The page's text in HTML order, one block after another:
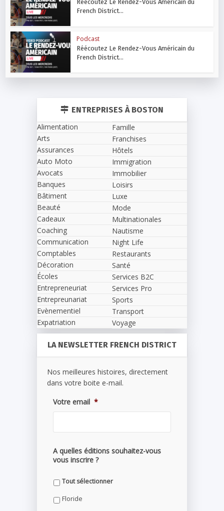
Réécoutez Le Rendez-Vous Américain du
French District...
Podcast
Réécoutez Le Rendez-Vous Américain du
French District...
ENTREPRISES À BOSTON
Alimentation
Arts
Assurances
Auto Moto
Avocats
Banques
Bâtiment
Beauté
Cadeaux
Coaching
Communication
Comptables
Décoration
Écoles
Entrepreneuriat
Entrepreunariat
Evènementiel
Expatriation
Famille
Franchises
Hôtels
Immigration
Immobilier
Loisirs
Luxe
Mode
Multinationales
Nautisme
Night Life
Restaurants
Santé
Services B2C
Services Pro
Sports
Transport
Voyage
LA NEWSLETTER FRENCH DISTRICT
Nos meilleures histoires, directement
dans votre boite e-mail.
Votre email *
A quelles éditions souhaitez-vous
vous inscrire ?
Tout sélectionner
Floride